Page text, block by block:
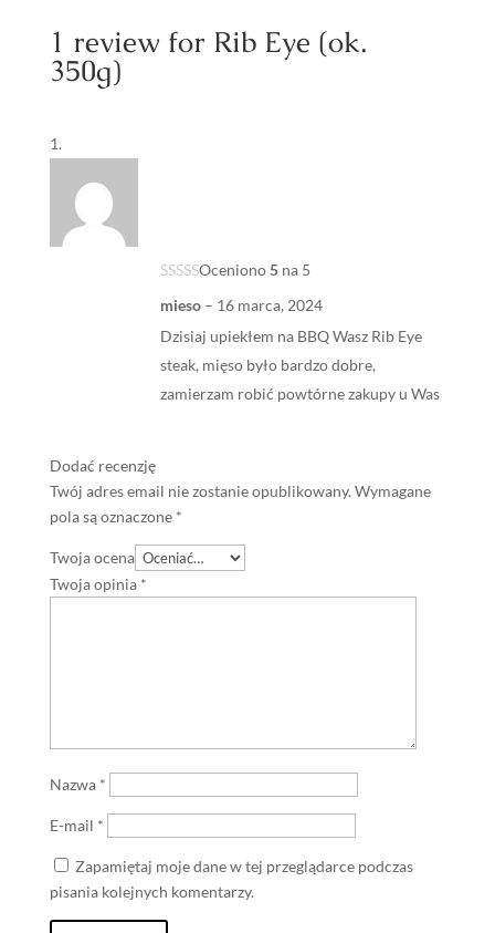
1 review for Rib Eye (ok.
350g)
Oceniono5na 5
mieso – 16 marca, 2024
Dzisiaj upiekłem na BBQ Wasz Rib Eye
steak, mięso było bardzo dobre,
zamierzam robić powtórne zakupy u Was
Dodać recenzję
Twój adres email nie zostanie opublikowany. Wymagane
pola są oznaczone *
Twoja ocena
Twoja opinia *
Nazwa *
E-mail *
Zapamiętaj moje dane w tej przeglądarce podczas
pisania kolejnych komentarzy.